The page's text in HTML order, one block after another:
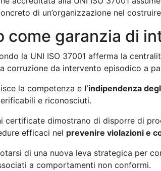
di un’organizzazione nel
come garanzia di
la UNI ISO 37001 afferma la
corruzione da intervento episodico a
la competenza e l’indipendenza
e riconosciuti.
certificate dimostrano di disporre di
efficaci nel prevenire violazioni e
di una nuova leva strategica per
a comportamenti non conformi.